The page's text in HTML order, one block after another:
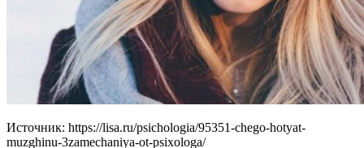
Источник: https://lisa.ru/psichologia/95351-chego-hotyat-
muzghinu-3zamechaniya-ot-psixologa/